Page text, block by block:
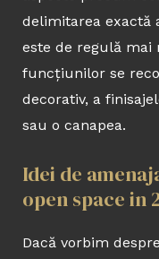
delimitarea
este de regulă mai
funcțiunilor se
decorativ, a
sau o canapea.
Idei de
open space in
Dacă vorbim